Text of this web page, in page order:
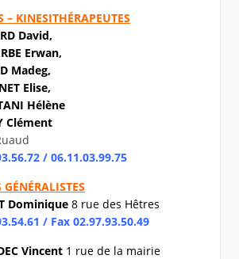
– KINESITHÉRAPEUTES
David,
Erwan,
Madeg,
Elise,
Hélène
Clément
/ 06.11.03.99.75
GÉNÉRALISTES
Dominique 8 rue des Hêtres
/ Fax 02.97.93.50.49
Vincent 1 rue de la mairie